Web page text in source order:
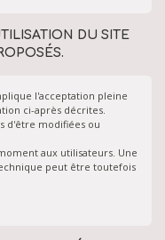
DU SITE
l'acceptation pleine
ci-après décrites.
d'être modifiées ou
aux utilisateurs. Une
peut être toutefois